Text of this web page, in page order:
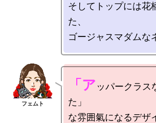
そしてトップには花
た、
「ア ッパークラス
た」
な雰囲氣になるデ